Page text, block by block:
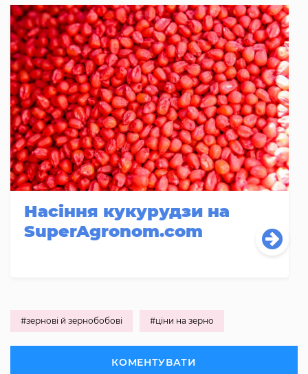
Насіння кукурудзи на
SuperAgronom.com
#зернові й зернобобові #ціни на зерно
КОМЕНТУВАТИ